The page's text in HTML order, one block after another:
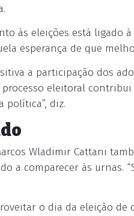
às eleições está ligado
esperança de que
a participação dos
eleitoral contribui
política”, diz.
Wladimir Cattani
a comparecer às urnas.
o dia da eleição